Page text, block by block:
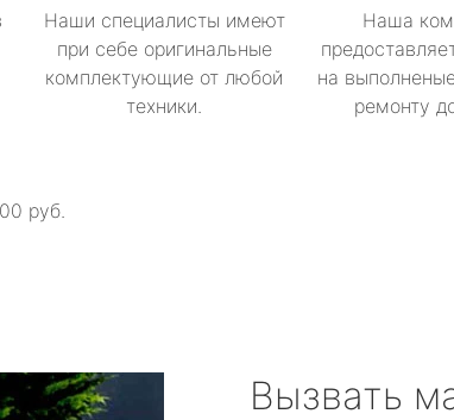
Наши специалисты имеют
при себе оригинальные
комплектующие от любой
техники.
Наша
на
ремонту
руб.
Вызвать